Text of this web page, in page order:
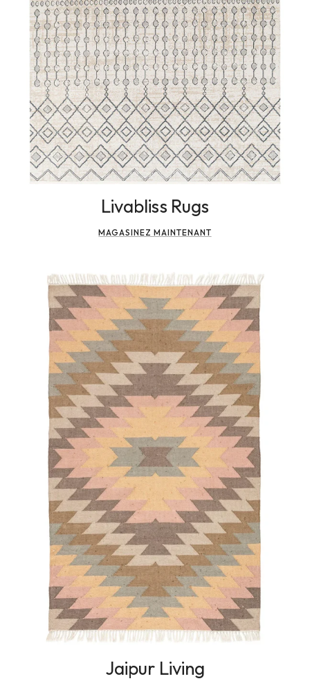
Livabliss Rugs
MAGASINEZ MAINTENANT
Jaipur Living